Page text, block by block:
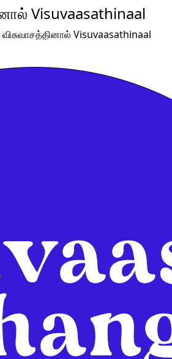
Visuvaasathinaal
விசுவாசத்தினால் Visuvaasathinaal